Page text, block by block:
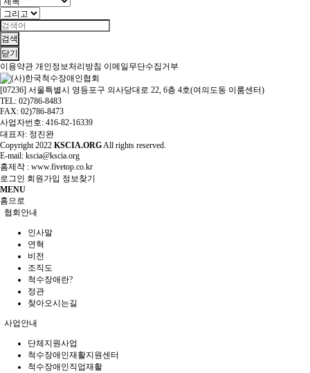
검색
닫기
이용약관 개인정보처리방침 이메일무단수집거부
[07236] 서울특별시 영등포구 의사당대로 22, 6층 4호(여의도동 이룸센터)
TEL: 02)786-8483
FAX: 02)786-8473
사업자번호: 416-82-16339
대표자: 정진완
Copyright2022 KSCIA.ORGAll rights reserved.
E-mail: kscia@kscia.org
홈제작 : www.fivetop.co.kr
로그인 회원가입 정보찾기
MENU
홈으로
협회안내
인사말
연혁
비전
조직도
척수장애란?
정관
찾아오시는길
사업안내
단체지원사업
척수장애인재활지원센터
척수장애인직업재활